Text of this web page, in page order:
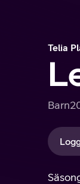
Telia
Barn